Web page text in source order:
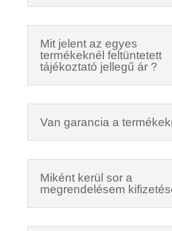
Mit jelent az egyes
termékeknél feltüntetett
tájékoztató jellegű ár ?
Van garancia a
Miként kerül sor a
megrendelésem